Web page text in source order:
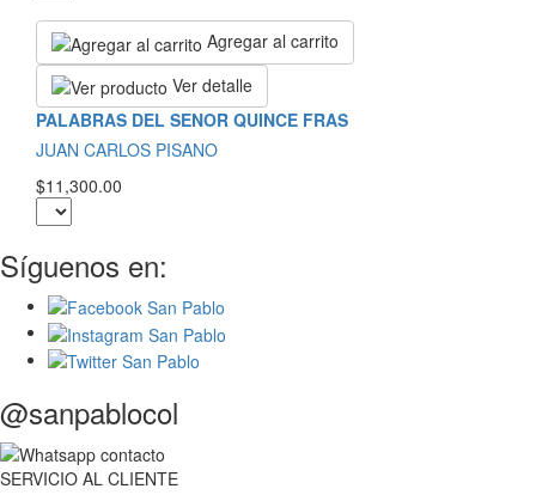
Agregar al carrito
Ver detalle
PALABRAS DEL SENOR QUINCE FRAS
JUAN CARLOS PISANO
$11,300.00
Síguenos en:
@sanpablocol
SERVICIO AL CLIENTE